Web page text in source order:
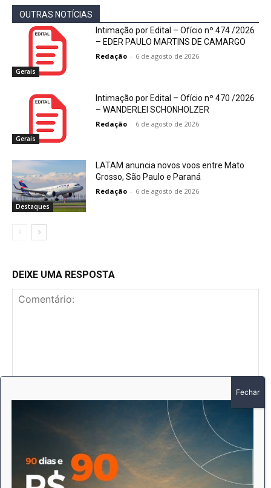
OUTRAS NOTÍCIAS
Gerais
Intimação por Edital – Ofício nº 474 /2026
– EDER PAULO MARTINS DE CAMARGO
Redação - 6 de agosto de 2026
Gerais
Intimação por Edital – Ofício nº 470 /2026
– WANDERLEI SCHONHOLZER
Redação - 6 de agosto de 2026
Destaques
LATAM anuncia novos voos entre Mato
Grosso, São Paulo e Paraná
Redação - 6 de agosto de 2026
DEIXE UMA RESPOSTA